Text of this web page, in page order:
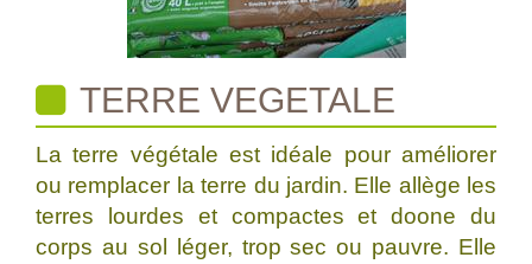
TERRE VEGETALE
La terre végétale est idéale pour améliorer
ou remplacer la terre du jardin. Elle allège les
terres lourdes et compactes et doone du
corps au sol léger, trop sec ou pauvre. Elle